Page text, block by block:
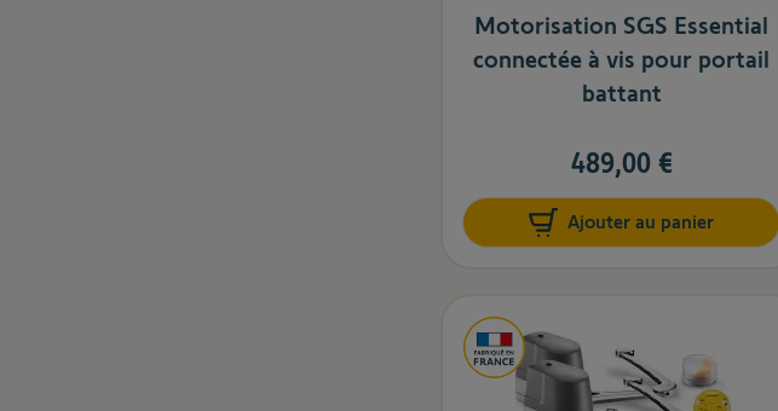
Motorisation SGS Essential
connectée à vis pour portail
battant
489,00 €
Ajouter au panier